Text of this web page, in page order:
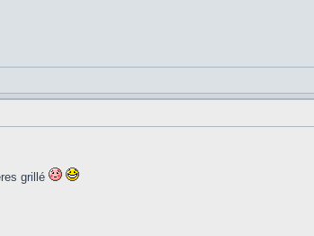
grillé